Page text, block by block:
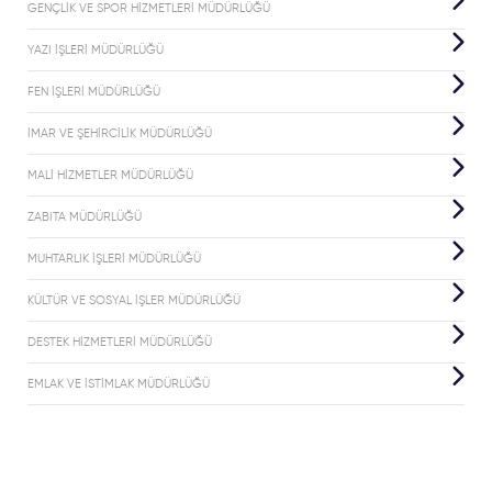
Bedelleri
Bina
Aşım
oranları
Çevre
temizlik
Elektronik
GENÇLİK VE SPOR HİZMETLERİ MÜDÜRLÜĞÜ
YAZI İŞLERİ MÜDÜRLÜĞÜ
FEN İŞLERİ MÜDÜRLÜĞÜ
İMAR VE ŞEHİRCİLİK MÜDÜRLÜĞÜ
MALİ HİZMETLER MÜDÜRLÜĞÜ
ZABITA MÜDÜRLÜĞÜ
MUHTARLIK İŞLERİ MÜDÜRLÜĞÜ
KÜLTÜR VE SOSYAL İŞLER MÜDÜRLÜĞÜ
DESTEK HİZMETLERİ MÜDÜRLÜĞÜ
EMLAK VE İSTİMLAK MÜDÜRLÜĞÜ